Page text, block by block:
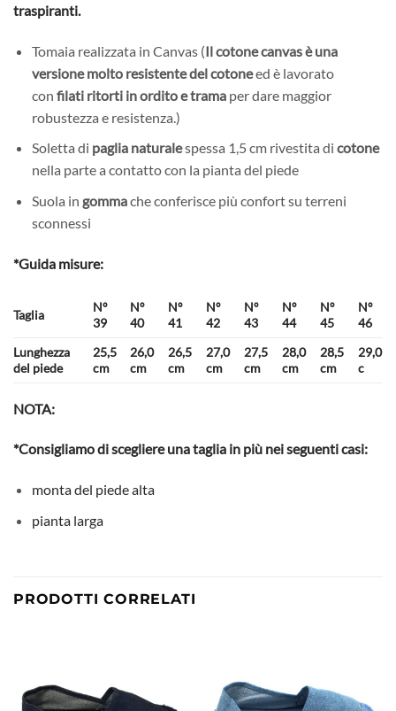
traspiranti.
Tomaia realizzata in Canvas (Il cotone canvas è una
versione molto resistente del cotoneed è lavorato
con filati ritorti in ordito e tramaper dare maggior
robustezza e resistenza.)
Soletta di paglia naturalespessa 1,5 cm rivestita di cotone
nella parte a contatto con la pianta del piede
Suola in gommache conferisce più confort su terreni
sconnessi
*Guida misure:
Taglia
Nº
39
Nº
40
Nº
41
Nº
42
Nº
43
Nº
44
Nº
45
Nº
46
Lunghezza
del piede
25,5
cm
26,0
cm
26,5
cm
27,0
cm
27,5
cm
28,0
cm
28,5
cm
29,0
c
NOTA:
*Consigliamo di scegliere una taglia in più nei seguenti casi:
monta del piede alta
pianta larga
PRODOTTI CORRELATI